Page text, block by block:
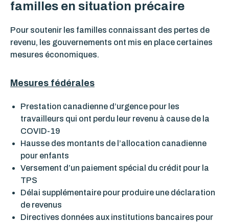
familles en situation précaire
Pour soutenir les familles connaissant des pertes de
revenu, les gouvernements ont mis en place certaines
mesures économiques.
Mesures fédérales
Prestation canadienne d’urgence pour les
travailleurs qui ont perdu leur revenu à cause de la
COVID-19
Hausse des montants de l’allocation canadienne
pour enfants
Versement d’un paiement spécial du crédit pour la
TPS
Délai supplémentaire pour produire une déclaration
de revenus
Directives données aux institutions bancaires pour